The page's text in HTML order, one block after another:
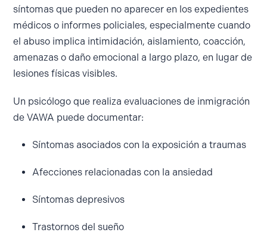
síntomas que pueden no aparecer en los expedientes
médicos o informes policiales, especialmente cuando
el abuso implica intimidación, aislamiento, coacción,
amenazas o daño emocional a largo plazo, en lugar de
lesiones físicas visibles.
Un psicólogo que realiza evaluaciones de inmigración
de VAWA puede documentar:
Síntomas asociados con la exposición a traumas
Afecciones relacionadas con la ansiedad
Síntomas depresivos
Trastornos del sueño